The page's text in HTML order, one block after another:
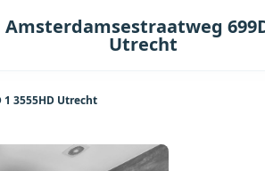
Utrecht
3555HD Utrecht